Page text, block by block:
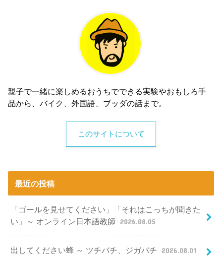
親子で一緒に楽しめるおうちでできる実験やおもしろ手
品から、バイク、外国語、ブッダの話まで。
このサイトについて
最近の投稿
「ゴールを見せてください」「それはこっちが聞きた
い」～ オンライン日本語教師
2026.08.05
出してください蜂 ～ ツチバチ、ジガバチ 2026.08.01